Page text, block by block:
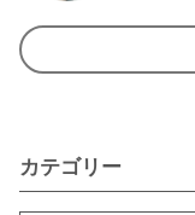
カテゴリー